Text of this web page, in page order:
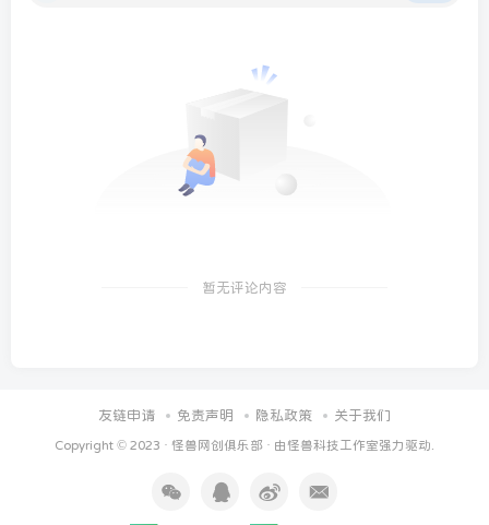
暂无评论内容
友链申请 免责声明 隐私政策 关于我们
Copyright © 2023 · 怪兽网创俱乐部 · 由怪兽科技工作室强力驱动.